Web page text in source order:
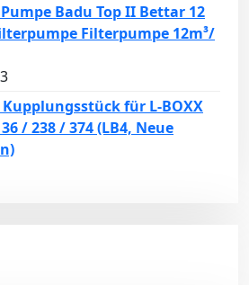
Badu Top II Bettar 12
Filterpumpe 12m³/
Kupplungsstück für L-BOXX
/ 238 / 374 (LB4, Neue